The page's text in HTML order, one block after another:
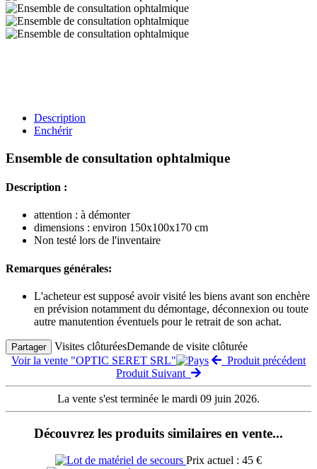
Description
Enchérir
Ensemble de consultation ophtalmique
Description :
attention : à démonter
dimensions : environ 150x100x170 cm
Non testé lors de l'inventaire
Remarques générales:
L'acheteur est supposé avoir visité les biens avant son enchère
en prévision notamment du démontage, déconnexion ou toute
autre manutention éventuels pour le retrait de son achat.
Partager Visites clôturéesDemande de visite clôturée
Voir la vente "OPTIC SERET SRL"
Produit précédent
Produit Suivant
La vente s'est terminée le mardi 09 juin 2026.
Découvrez les produits similaires en vente...
Prix actuel : 45 €